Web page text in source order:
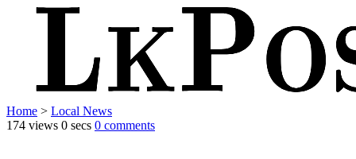
Home > Local News
174 views 0 secs 0 comments